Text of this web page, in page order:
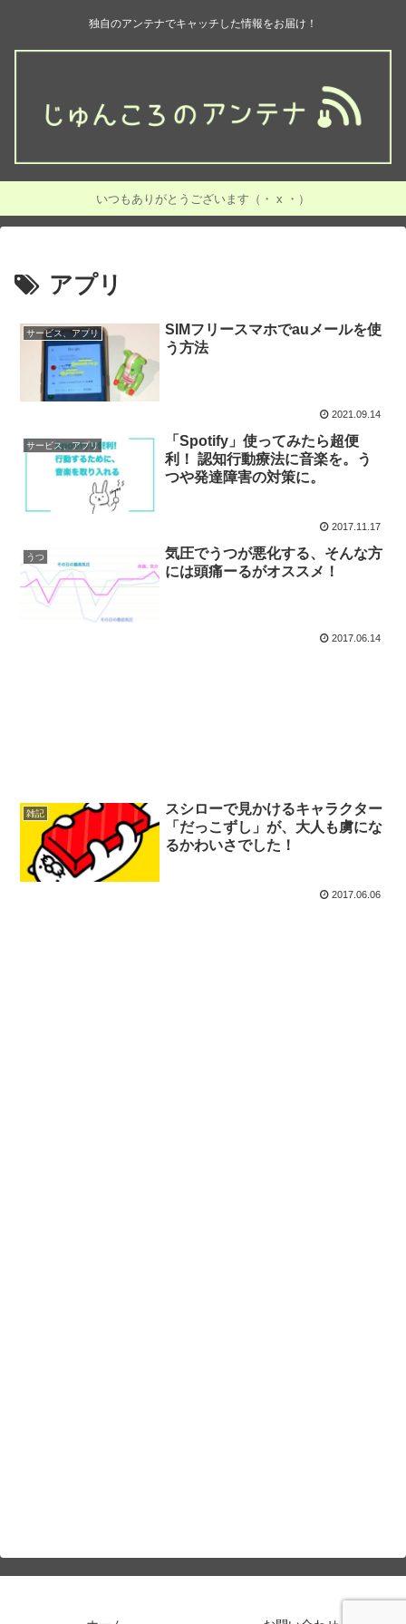
独自のアンテナでキャッチした情報をお届け！
いつもありがとうございます（・ x ・）
アプリ
サービス、アプリ
SIMフリースマホでauメールを使
う方法
2021.09.14
サービス、アプリ
「Spotify」使ってみたら超便
利！ 認知行動療法に音楽を。う
つや発達障害の対策に。
2017.11.17
うつ
気圧でうつが悪化する、そんな方
には頭痛ーるがオススメ！
2017.06.14
雑記
スシローで見かけるキャラクター
「だっこずし」が、大人も虜にな
るかわいさでした！
2017.06.06